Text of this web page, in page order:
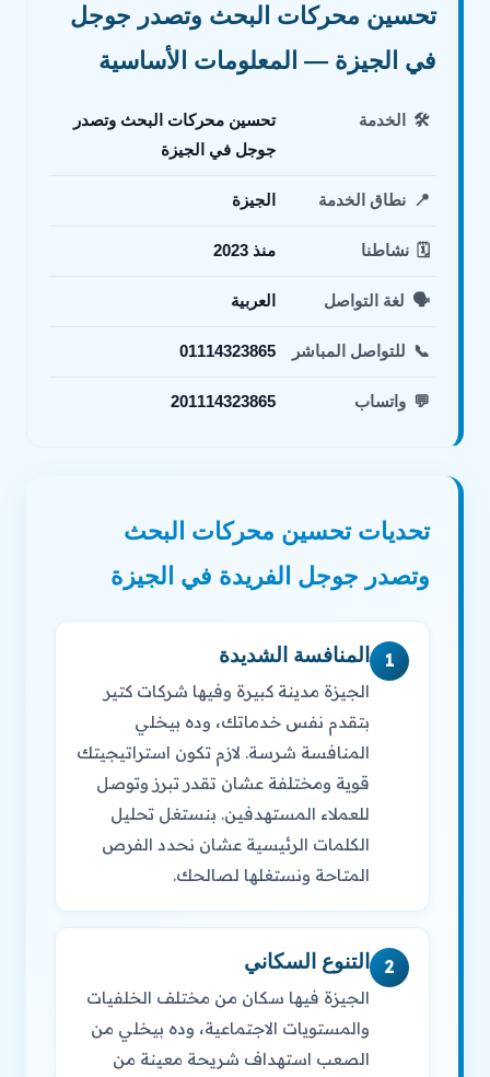
تحسين محركات البحث وتصدر جوجل
في الجيزة — المعلومات الأساسية
🛠️ الخدمة
تحسين محركات البحث وتصدر
جوجل في الجيزة
📍 نطاق الخدمة الجيزة
🗓️ نشاطنا منذ 2023
🗣️ لغة التواصل العربية
📞 للتواصل المباشر 01114323865
💬 واتساب 201114323865
تحديات تحسين محركات البحث
وتصدر جوجل الفريدة في الجيزة
1 المنافسة الشديدة
الجيزة مدينة كبيرة وفيها شركات كتير
بتقدم نفس خدماتك، وده بيخلي
المنافسة شرسة. لازم تكون استراتيجيتك
قوية ومختلفة عشان تقدر تبرز وتوصل
للعملاء المستهدفين. بنستغل تحليل
الكلمات الرئيسية عشان نحدد الفرص
المتاحة ونستغلها لصالحك.
2 التنوع السكاني
الجيزة فيها سكان من مختلف الخلفيات
والمستويات الاجتماعية، وده بيخلي من
الصعب استهداف شريحة معينة من